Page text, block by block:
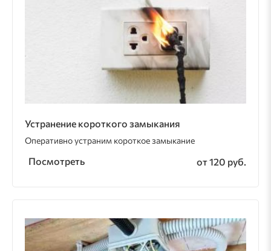
Устранение короткого замыкания
Оперативно устраним короткое замыкание
Посмотреть от 120 руб.